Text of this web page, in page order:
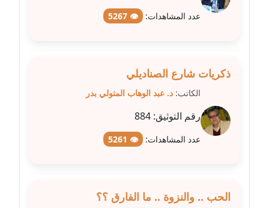
مدونة شيماء الجمل
مدونة شيماء حسني
عاملة
مدونة شيماء عبد المقصود
عاملة
مدونة شيماء عمارة
عدد المشاهدات: 👁 5267
ذكريات شارع الصناديلي
الكاتب: د. عبد الوهاب المتولي بدر
رقم التوثيق: 884
عدد المشاهدات: 👁 5261
الحب .. والنزوة .. ما الفارق ؟؟